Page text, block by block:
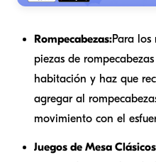
Rompecabezas:Para los
piezas de
habitación y haz que
agregar al
movimiento con el
Juegos de Mesa